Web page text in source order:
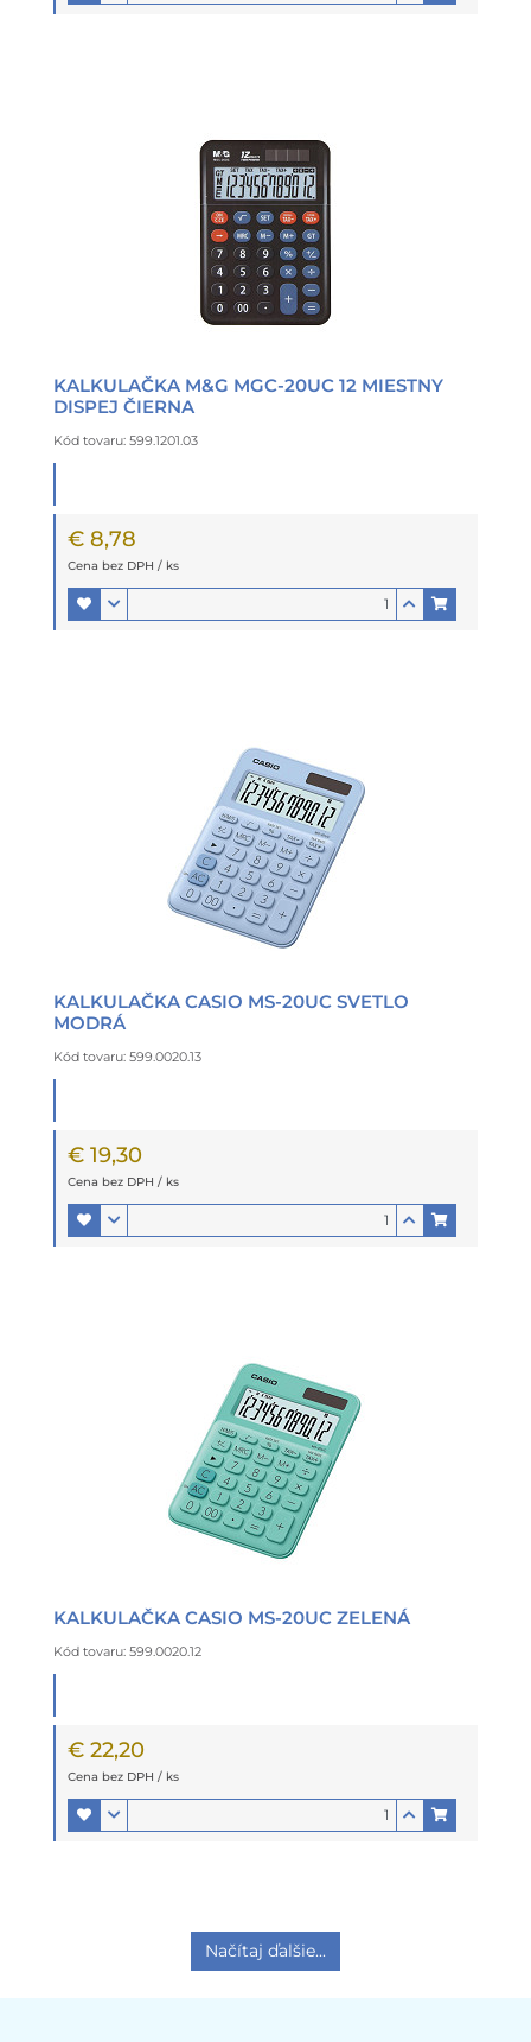
KALKULAČKA M&G MGC-20UC 12 MIESTNY
DISPEJ ČIERNA
Kód tovaru: 599.1201.03
€ 8,78
Cena bez DPH / ks
KALKULAČKA CASIO MS-20UC SVETLO
MODRÁ
Kód tovaru: 599.0020.13
€ 19,30
Cena bez DPH / ks
KALKULAČKA CASIO MS-20UC ZELENÁ
Kód tovaru: 599.0020.12
€ 22,20
Cena bez DPH / ks
Načítaj ďalšie...